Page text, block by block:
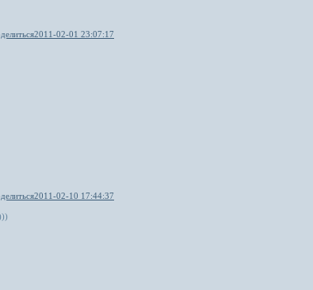
2011-02-01 23:07:17
2011-02-10 17:44:37